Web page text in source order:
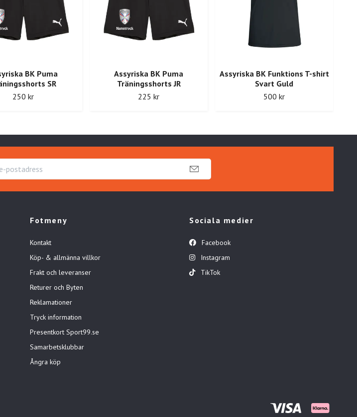
BK Puma
SR
250 kr
Assyriska BK Puma
Träningsshorts JR
225 kr
Assyriska BK Funktions T-shirt
Svart Guld
500 kr
Fotmeny
Kontakt
Köp- & allmänna villkor
Frakt och leveranser
Returer och Byten
Reklamationer
Tryck information
Presentkort Sport99.se
Samarbetsklubbar
Ångra köp
Sociala medier
Facebook
Instagram
TikTok